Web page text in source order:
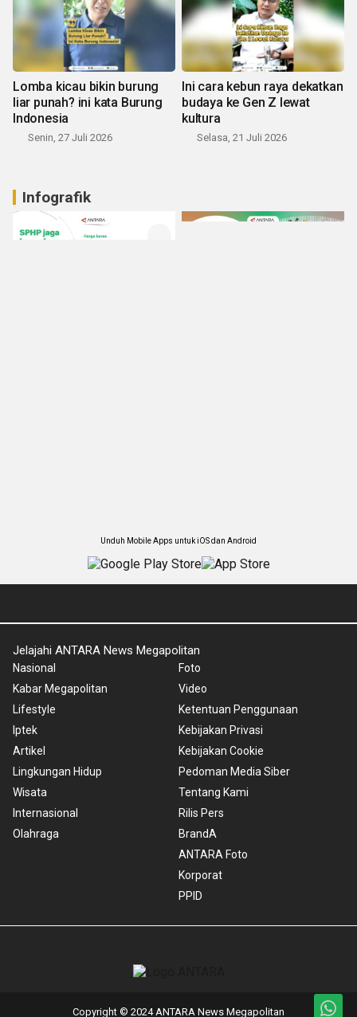
Lomba kicau bikin burung
liar punah? ini kata Burung
Indonesia
Senin, 27 Juli 2026
Ini cara kebun raya dekatkan
budaya ke Gen Z lewat
kultura
Selasa, 21 Juli 2026
Infografik
Unduh Mobile Apps untuk iOS dan Android
Jelajahi ANTARA News Megapolitan
Nasional
Kabar Megapolitan
Lifestyle
Iptek
Artikel
Lingkungan Hidup
Wisata
Internasional
Olahraga
Foto
Video
Ketentuan Penggunaan
Kebijakan Privasi
Kebijakan Cookie
Pedoman Media Siber
Tentang Kami
Rilis Pers
BrandA
ANTARA Foto
Korporat
PPID
Copyright © 2024 ANTARA News Megapolitan